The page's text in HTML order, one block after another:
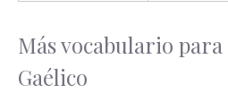
Más vocabulario
Gaélico